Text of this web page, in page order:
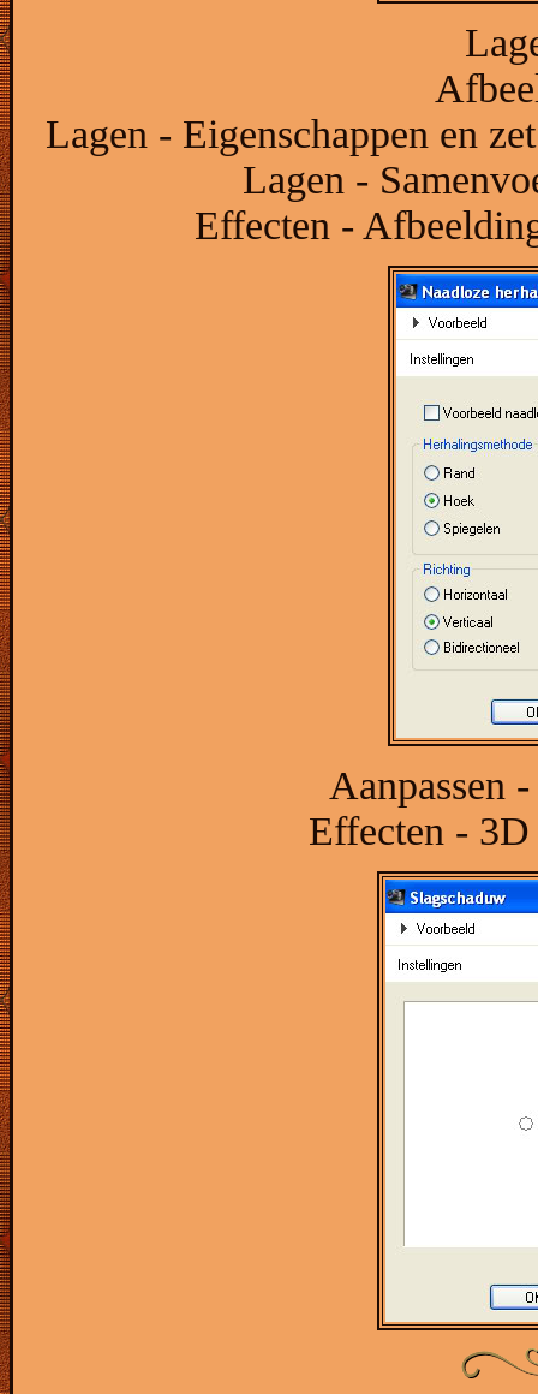
Lagen - Eigenschappen en
Lagen -
Effecten -
Aanpassen
Effecten -